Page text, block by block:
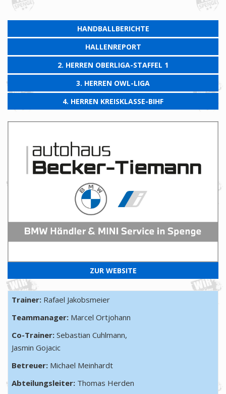
HANDBALLBERICHTE
HALLENREPORT
2. HERREN OBERLIGA-STAFFEL 1
3. HERREN OWL-LIGA
4. HERREN KREISKLASSE-BIHF
ZUR WEBSITE
Trainer: Rafael Jakobsmeier
Teammanager: Marcel Ortjohann
Co-Trainer: Sebastian Cuhlmann,
Jasmin Gojacic
Betreuer: Michael Meinhardt
Abteilungsleiter: Thomas Herden